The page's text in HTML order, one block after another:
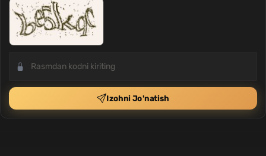
Izohni Jo'natish